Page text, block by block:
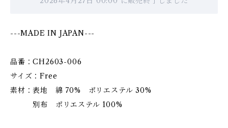
---MADE IN JAPAN---
品番：CH2603-006
サイズ：Free
素材：表地 綿 70% ポリエステル 30%
別布 ポリエステル 100%